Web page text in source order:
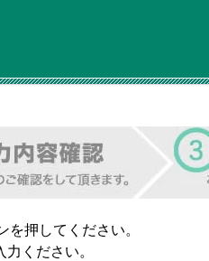
押してください。
ください。